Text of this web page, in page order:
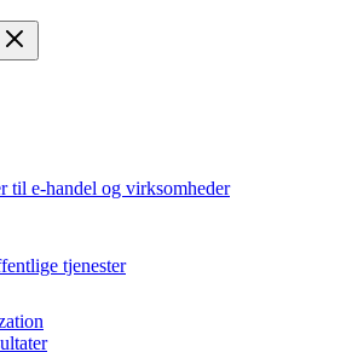
til e-handel og virksomheder
tjenester